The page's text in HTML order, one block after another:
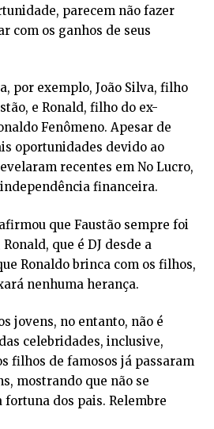
parecem não fazer
com os ganhos de seus
por exemplo, João Silva, filho
e Ronald, filho do ex-
Fenômeno. Apesar de
oportunidades devido ao
recentes em No Lucro,
independência financeira.
que Faustão sempre foi
que é DJ desde a
Ronaldo brinca com os filhos,
nenhuma herança.
jovens, no entanto, não é
celebridades, inclusive,
filhos de famosos já passaram
mostrando que não se
dos pais. Relembre